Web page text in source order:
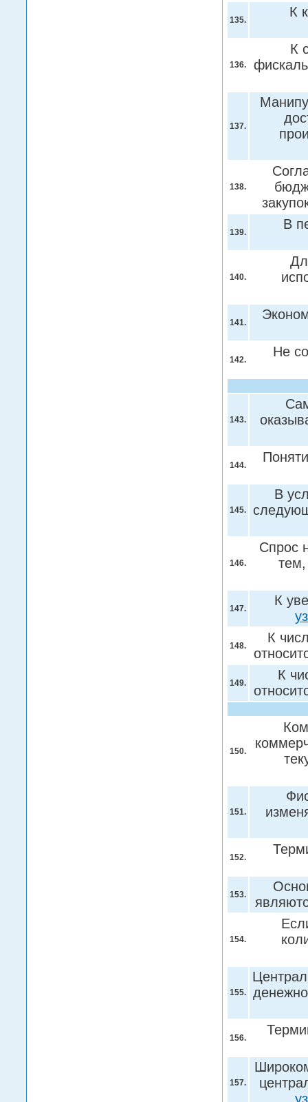
135.
К
136.
К
137.
138.
139.
В
140.
141.
142.
Не
143.
144.
145.
В
146.
Спрос
147.
К
148.
К
149.
К
150.
151.
152.
153.
154.
155.
156.
157.